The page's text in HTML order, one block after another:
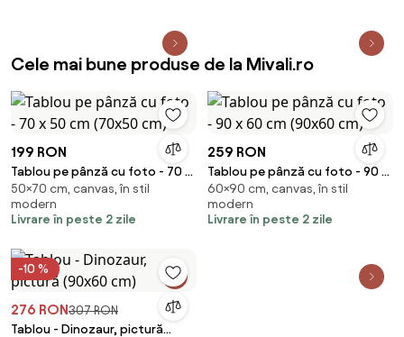
Cele mai bune produse de la Mivali.ro
199 RON
Tablou pe pânză cu foto - 70 x
50 cm (70x50 cm)
50×70 cm, canvas, în stil
modern
Livrare în peste 2 zile
259 RON
Tablou pe pânză cu foto - 90 x
60 cm (90x60 cm)
60×90 cm, canvas, în stil
modern
Livrare în peste 2 zile
-10 %
276 RON307 RON
Tablou - Dinozaur, pictură